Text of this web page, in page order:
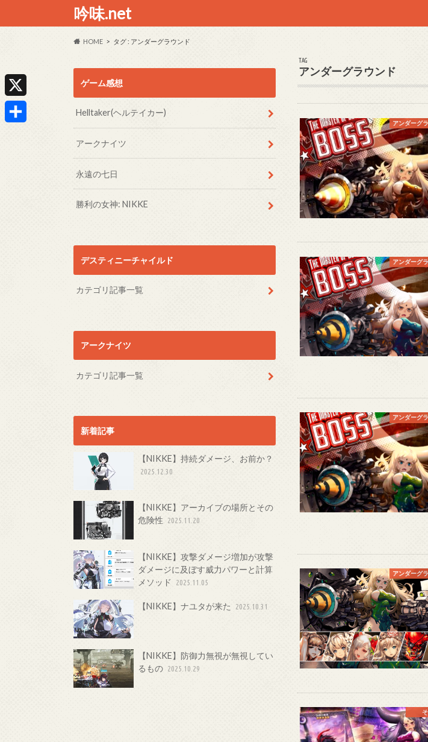
吟味.net
HOME タグ : アンダーグラウンド
TAG
アンダーグラウンド
アンダーグ
アンダーグ
アンダーグ
アンダーグ
ゲーム感想
Helltaker(ヘルテイカー)
アークナイツ
永遠の七日
勝利の女神: NIKKE
デスティニーチャイルド
カテゴリ記事一覧
アークナイツ
カテゴリ記事一覧
新着記事
【NIKKE】持続ダメージ、お前か？
2025.12.30
【NIKKE】アーカイブの場所とその
危険性
2025.11.20
【NIKKE】攻撃ダメージ増加が攻撃
ダメージに及ぼす威力パワーと計算
メソッド
2025.11.05
【NIKKE】ナユタが来た 2025.10.31
【NIKKE】防御力無視が無視してい
るもの 2025.10.29
X